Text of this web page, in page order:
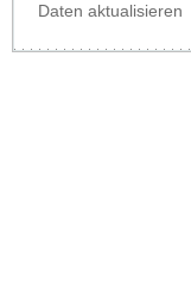
Daten aktualisieren